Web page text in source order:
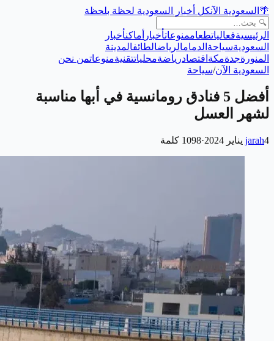
🌴 السعودية الآنكل أخبار السعودية لحظة بلحظة
الرئيسيةفعالياتطعاممنوعاتأخبار أماكنأخبار
السعوديةسياحة الدمامالرياضالطائفالمدينة
المنورةجدةمكة اقتصادرياضةمحلياتتقنيةمنوعاتمن نحن
السعودية الآن/سياحة
أفضل 5 فنادق رومانسية في أبها مناسبة
لشهر العسل
jarah4 يناير 2024 ·
1098 كلمة